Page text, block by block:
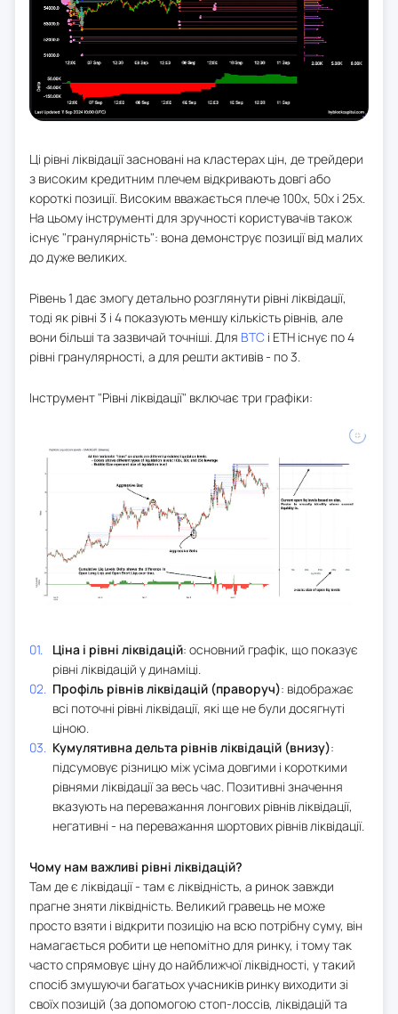
Ці рівні ліквідації засновані на кластерах цін, де трейдери
з високим кредитним плечем відкривають довгі або
короткі позиції. Високим вважається плече 100x, 50x і 25x.
На цьому інструменті для зручності користувачів також
існує "гранулярність": вона демонструє позиції від малих
до дуже великих.
Рівень 1 дає змогу детально розглянути рівні ліквідації,
тоді як рівні 3 і 4 показують меншу кількість рівнів, але
вони більші та зазвичай точніші. Для BTC і ETH існує по 4
рівні гранулярності, а для решти активів - по 3.
Інструмент "Рівні ліквідації" включає три графіки:
Ціна і рівні ліквідацій: основний графік, що показує
рівні ліквідацій у динаміці.
Профіль рівнів ліквідацій (праворуч): відображає
всі поточні рівні ліквідації, які ще не були досягнуті
ціною.
Кумулятивна дельта рівнів ліквідацій (внизу):
підсумовує різницю між усіма довгими і короткими
рівнями ліквідації за весь час. Позитивні значення
вказують на переважання лонгових рівнів ліквідації,
негативні - на переважання шортових рівнів ліквідації.
Чому нам важливі рівні ліквідацій?
Там де є ліквідації - там є ліквідність, а ринок завжди
прагне зняти ліквідність. Великий гравець не може
просто взяти і відкрити позицію на всю потрібну суму, він
намагається робити це непомітно для ринку, і тому так
часто спрямовує ціну до найближчої ліквідності, у такий
спосіб змушуючи багатьох учасників ринку виходити зі
своїх позицій (за допомогою стоп-лоссів, ліквідацій та